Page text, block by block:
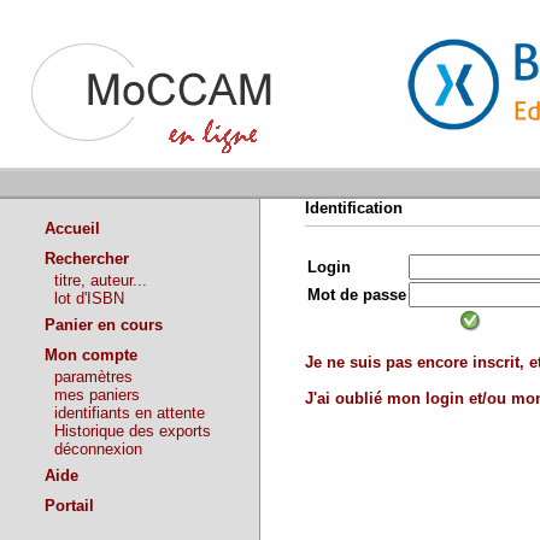
Accueil
Rechercher
titre, auteur...
lot d'ISBN
Panier en cours
Mon compte
paramètres
mes paniers
identifiants en attente
Historique des exports
déconnexion
Aide
Portail
Identification
Login
Mot de passe
Je ne suis pas encore inscrit,
J'ai oublié mon login et/ou